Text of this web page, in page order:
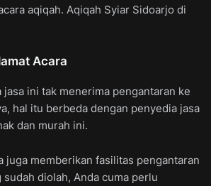
aqiqah. Aqiqah Syiar Sidoarjo di
Acara
jasa ini tak menerima pengantaran ke
hal itu berbeda dengan penyedia jasa
dan murah ini.
juga memberikan fasilitas pengantaran
diolah, Anda cuma perlu